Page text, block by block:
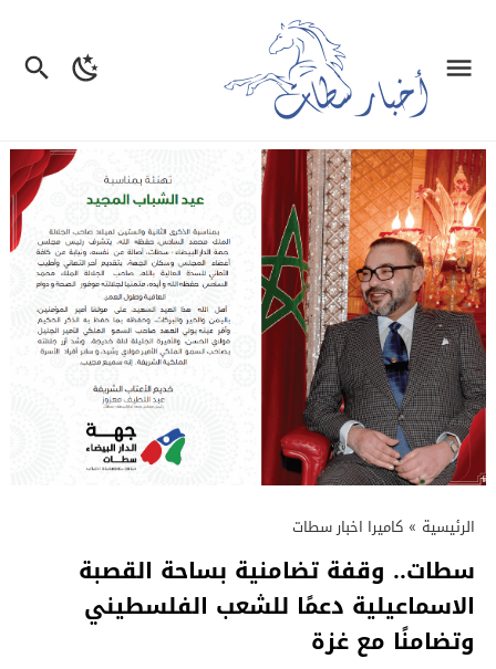
الرئيسية » كاميرا اخبار سطات
سطات.. وقفة تضامنية بساحة القصبة
الاسماعيلية دعمًا للشعب الفلسطيني
وتضامنًا مع غزة